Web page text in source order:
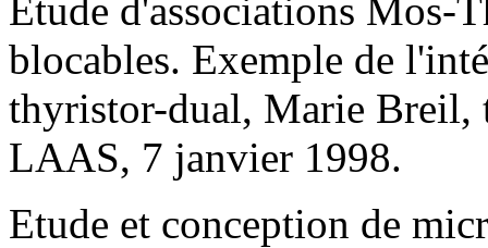
Etude d'associations Mos-
blocables. Exemple de
thyristor-dual, Marie Breil,
LAAS, 7 janvier 1998.
Etude et conception de